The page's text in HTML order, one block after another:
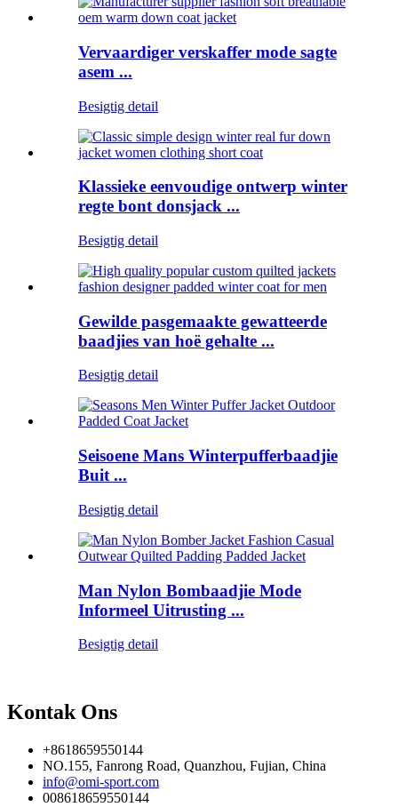
Vervaardiger verskaffer mode sagte
asem ...
Besigtig detail
Klassieke eenvoudige ontwerp winter
regte bont donsjack ...
Besigtig detail
Gewilde pasgemaakte gewatteerde
baadjies van hoë gehalte ...
Besigtig detail
Seisoene Mans Winterpufferbaadjie
Buit ...
Besigtig detail
Man Nylon Bombaadjie Mode
Informeel Uitrusting ...
Besigtig detail
Kontak Ons
+8618659550144
NO.155, Fanrong Road, Quanzhou, Fujian, China
info@omi-sport.com
008618659550144